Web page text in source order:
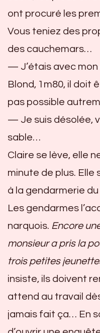
ont procuré les
Vous teniez des
des cauchemars…
— J’étais avec mon
Blond, 1m80, il doit
pas possible
— Je suis désolée,
sable…
Claire se lève, elle
minute de plus. Elle
à la gendarmerie du
Les gendarmes
narquois. Encore
monsieur a pris la
trois petites
insiste, ils doivent
attend au travail
jamais fait ça… En